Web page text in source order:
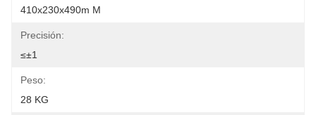
410x230x490m M
Precisión:
≤±1
Peso:
28 KG